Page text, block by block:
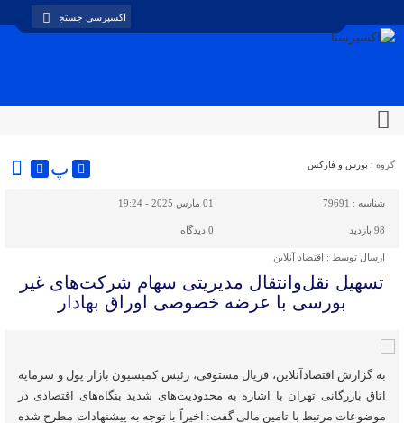
گروه : بورس و فارکس پ
شناسه : 79691 01 مارس 2025 - 19:24
98 بازدید 0 دیدگاه
ارسال توسط : اقتصاد آنلاین
تسهیل نقل‌وانتقال مدیریتی سهام شرکت‌های غیر
بورسی با عرضه خصوصی اوراق بهادار
به گزارش اقتصادآنلاین، فریال مستوفی، رئیس کمیسیون بازار پول و سرمایه
اتاق بازرگانی تهران با اشاره به محدودیت‌های شدید بنگاه‌های اقتصادی در
موضوعات مرتبط با تامین مالی گفت: اخیراً با توجه به پیشنهادات مطرح شده